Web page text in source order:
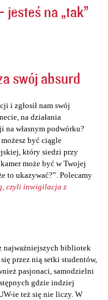
na „tak”
swój absurd
i zgłosił nam swój
na działania
na własnym podwórku?
być ciągle
który siedzi przy
może być w Twojej
to ukazywać?”. Polecamy
czyli inwigilacja z
najważniejszych bibliotek
przez nią setki studentów,
pasjonaci, samodzielni
gdzie indziej
ie też się nie liczy. W